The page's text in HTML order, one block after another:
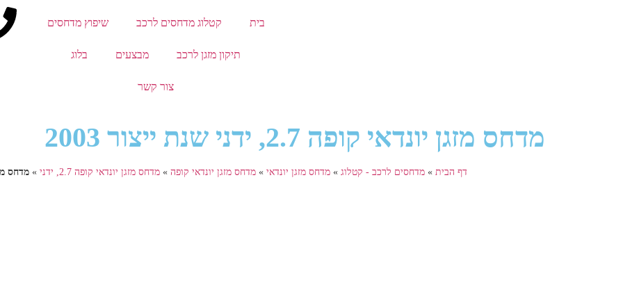
בית קטלוג מדחסים לרכב שיפוץ מדחסים
תיקון מזגן לרכב מבצעים בלוג
צור קשר
מדחס מזגן יונדאי קופה 2.7, ידני שנת ייצור 2003
דף הבית »מדחסים לרכב - קטלוג »מדחס מזגן יונדאי »מדחס מזגן יונדאי קופה »מדחס מזגן יונדאי קופה 2.7, ידני »מדחס מזגן